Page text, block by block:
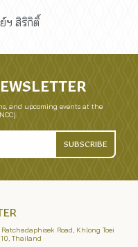
ฯ สิริกิติ์
and upcoming events at the
SUBSCRIBE
Road, Khlong Toei
Thailand